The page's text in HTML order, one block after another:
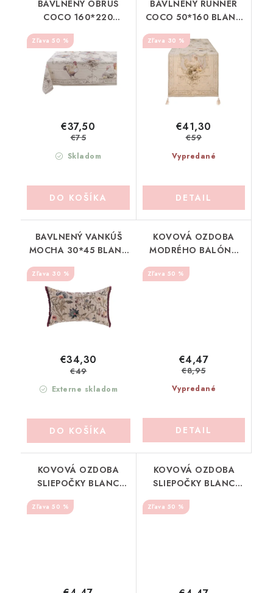
BAVLNENÝ OBRUS
COCO 160*220
BLANC MARICLO
(A39829)
50 %
Skladom
€37,50
€75
DO KOŠÍKA
BAVLNENÝ RUNNER
COCO 50*160 BLANC
MARICLO (A39938)
30 %
Vypredané
€41,30
€59
DETAIL
BAVLNENÝ VANKÚŠ
MOCHA 30*45 BLANC
30 %
Externe skladom
€34,30
€49
DO KOŠÍKA
KOVOVÁ OZDOBA
MODRÉHO BALÓNA
(A39976C)
50 %
Vypredané
€4,47
€8,95
DETAIL
KOVOVÁ OZDOBA
SLIEPOČKY BLANC
MARICLO (A39979A)
50 %
KOVOVÁ OZDOBA
SLIEPOČKY BLANC
MARICLO (A39979B)
50 %